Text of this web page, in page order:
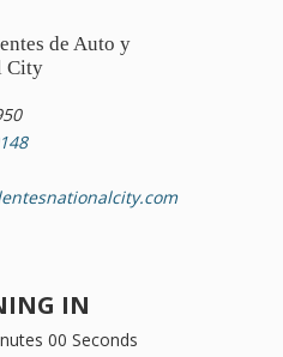
de Auto y
City
IN
00 Seconds